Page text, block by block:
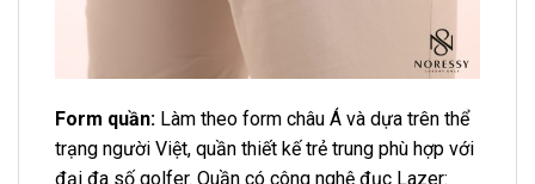
Form quần: Làm theo form châu Á và dựa trên thể
trạng người Việt, quần thiết kế trẻ trung phù hợp với
đại đa số golfer. Quần có công nghệ đục Lazer: